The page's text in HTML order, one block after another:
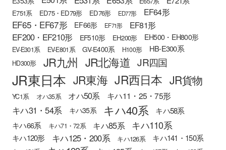
E751系 ED75・ED79形 ED76形 ED77形 EF64形
EF65・EF67形 EF66形 EF71形
EF81形
EF200・EF210形
EF510形 EH200形 EH500・EH800形
EV-E301系 EV-E801系 GV-E400系 H100形 HB-E300系
HD300形 JR九州 JR北海道 JR四国
JR東日本 JR東海 JR西日本 JR貨物
YC1系 オハ35系 オハ50系 キハ11・25・75形
キハ31・54系 キハ35系 キハ40系 キハ58系
キハ66系 キハ71・72系 キハ85系 キハ110系
キハ120形 キハ125・200系 キハ126系 キハ141・150系